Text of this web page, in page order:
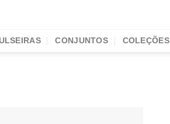
CONJUNTOS COLEÇÕES